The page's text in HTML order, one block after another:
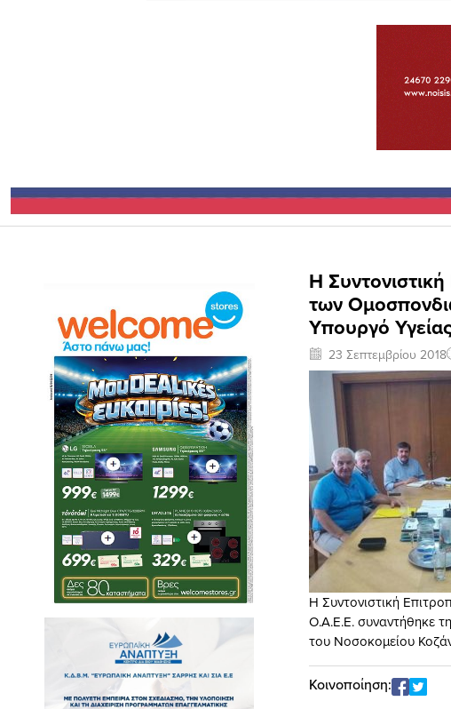
Η
των
Υπουργό
23 Σεπτεμβρίου 2018
Η Συντονιστική
Ο.Α.Ε.Ε. συναντήθηκε
του Νοσοκομείου
Κοινοποίηση: